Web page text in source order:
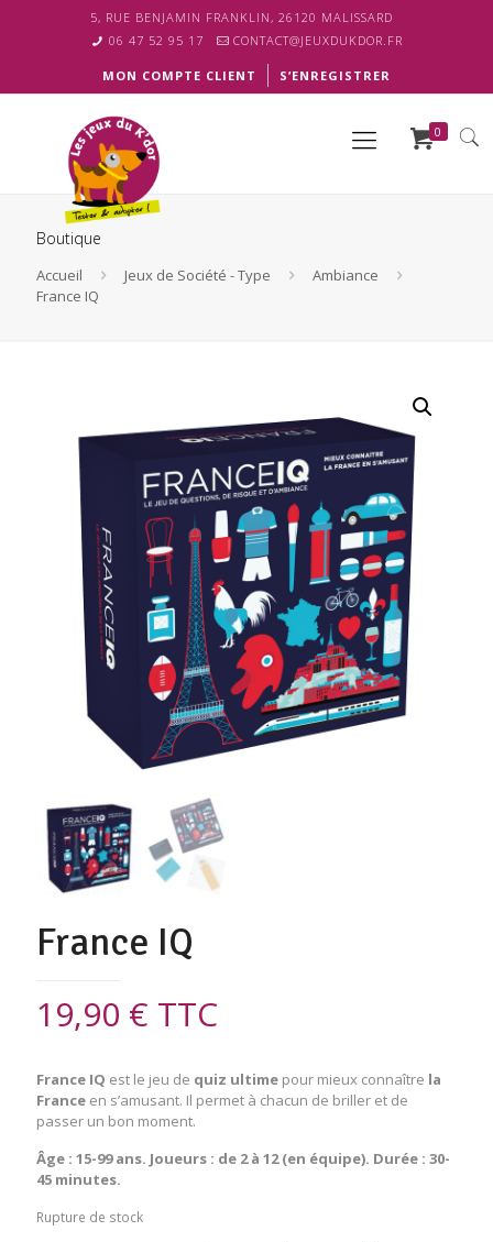
5, RUE BENJAMIN FRANKLIN, 26120 MALISSARD
06 47 52 95 17
CONTACT@JEUXDUKDOR.FR
MON COMPTE CLIENT S’ENREGISTRER
0
Boutique
Accueil Jeux de Société - Type
Ambiance
France IQ
France IQ
19,90 € TTC
France IQ est le jeu de quiz ultime pour mieux connaître la
France en s’amusant. Il permet à chacun de briller et de
passer un bon moment.
Âge : 15-99 ans. Joueurs : de 2 à 12 (en équipe). Durée : 30-
45 minutes.
Rupture de stock